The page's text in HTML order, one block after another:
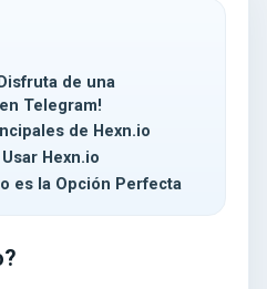
de una
Telegram!
de Hexn.io
Hexn.io
es la Opción Perfecta